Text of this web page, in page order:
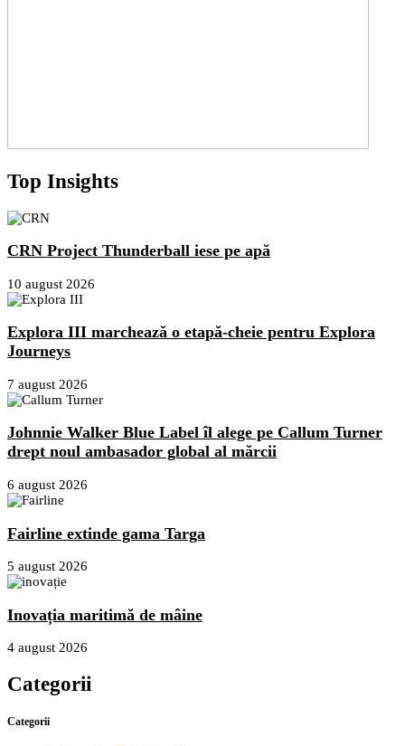
Top Insights
CRN Project Thunderball iese pe apă
10 august 2026
Explora III marchează o etapă-cheie pentru Explora
Journeys
7 august 2026
Johnnie Walker Blue Label îl alege pe Callum Turner
drept noul ambasador global al mărcii
6 august 2026
Fairline extinde gama Targa
5 august 2026
Inovația maritimă de mâine
4 august 2026
Categorii
Categorii